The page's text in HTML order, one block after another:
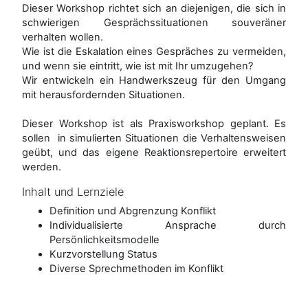
Dieser Workshop richtet sich an diejenigen, die sich in
schwierigen Gesprächssituationen souveräner
verhalten wollen.
Wie ist die Eskalation eines Gespräches zu vermeiden,
und wenn sie eintritt, wie ist mit Ihr umzugehen?
Wir entwickeln ein Handwerkszeug für den Umgang
mit herausfordernden Situationen.
Dieser Workshop ist als Praxisworkshop geplant. Es
sollen in simulierten Situationen die Verhaltensweisen
geübt, und das eigene Reaktionsrepertoire erweitert
werden.
Inhalt und Lernziele
Definition und Abgrenzung Konflikt
Individualisierte Ansprache durch
Persönlichkeitsmodelle
Kurzvorstellung Status
Diverse Sprechmethoden im Konflikt